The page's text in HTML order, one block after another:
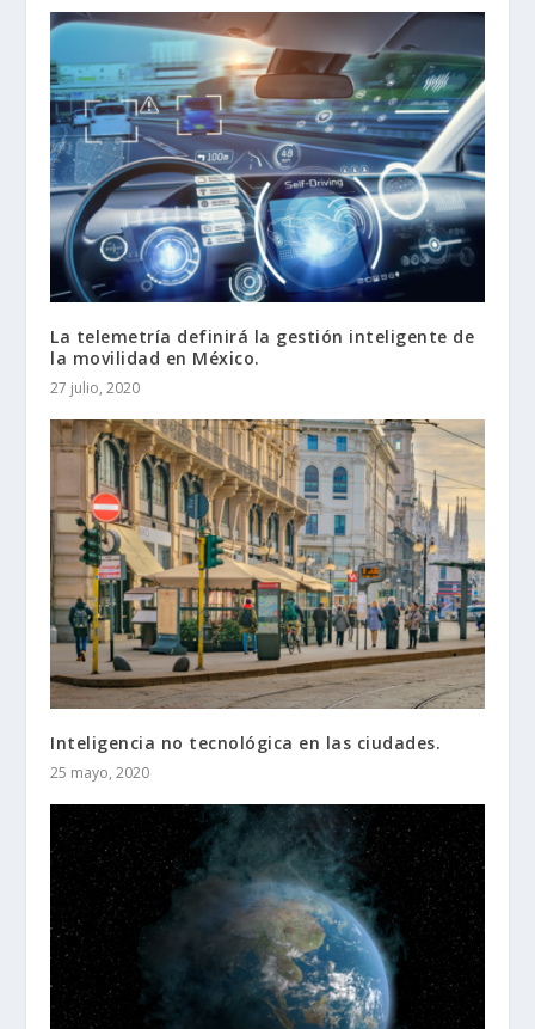
La telemetría definirá la gestión inteligente de
la movilidad en México.
27 julio, 2020
Inteligencia no tecnológica en las ciudades.
25 mayo, 2020